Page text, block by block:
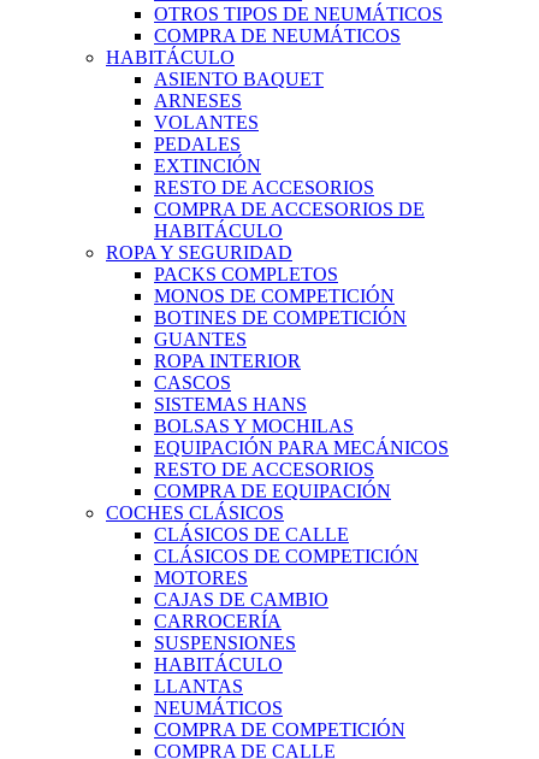
OTROS TIPOS DE NEUMÁTICOS
COMPRA DE NEUMÁTICOS
HABITÁCULO
ASIENTO BAQUET
ARNESES
VOLANTES
PEDALES
EXTINCIÓN
RESTO DE ACCESORIOS
COMPRA DE ACCESORIOS DE
HABITÁCULO
ROPA Y SEGURIDAD
PACKS COMPLETOS
MONOS DE COMPETICIÓN
BOTINES DE COMPETICIÓN
GUANTES
ROPA INTERIOR
CASCOS
SISTEMAS HANS
BOLSAS Y MOCHILAS
EQUIPACIÓN PARA MECÁNICOS
RESTO DE ACCESORIOS
COMPRA DE EQUIPACIÓN
COCHES CLÁSICOS
CLÁSICOS DE CALLE
CLÁSICOS DE COMPETICIÓN
MOTORES
CAJAS DE CAMBIO
CARROCERÍA
SUSPENSIONES
HABITÁCULO
LLANTAS
NEUMÁTICOS
COMPRA DE COMPETICIÓN
COMPRA DE CALLE